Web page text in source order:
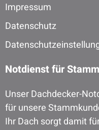
Impressum
Datenschutz
Notdienst für
Unser Dachdecker-
für unsere
Ihr Dach sorgt damit